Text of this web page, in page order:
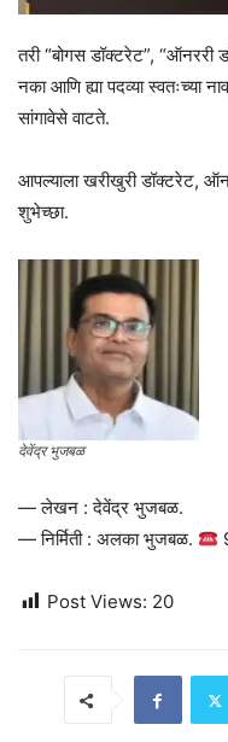
तरी “बोगस डॉक्टरेट”, “ऑनररी
नका आणि ह्या पदव्या स्वतःच्या
सांगावेसे वाटते.
आपल्याला खरीखुरी डॉक्टरेट,
शुभेच्छा.
देवेंद्र भुजबळ
— लेखन : देवेंद्र भुजबळ.
— निर्मिती : अलका भुजबळ.
Post Views: 20